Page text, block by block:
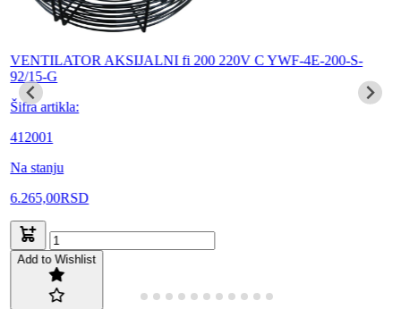
VENTILATOR AKSIJALNI fi 200 220V C YWF-4E-200-S-
92/15-G
Šifra artikla:
412001
Na stanju
6.265,00RSD
Add to Wishlist